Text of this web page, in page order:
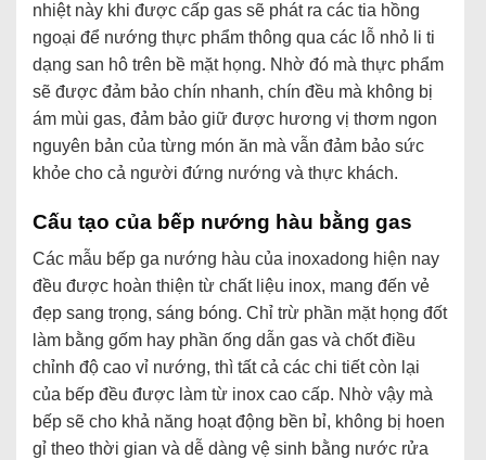
nhiệt này khi được cấp gas sẽ phát ra các tia hồng
ngoại để nướng thực phẩm thông qua các lỗ nhỏ li ti
dạng san hô trên bề mặt họng. Nhờ đó mà thực phẩm
sẽ được đảm bảo chín nhanh, chín đều mà không bị
ám mùi gas, đảm bảo giữ được hương vị thơm ngon
nguyên bản của từng món ăn mà vẫn đảm bảo sức
khỏe cho cả người đứng nướng và thực khách.
Cấu tạo của bếp nướng hàu bằng gas
Các mẫu bếp ga nướng hàu của inoxadong hiện nay
đều được hoàn thiện từ chất liệu inox, mang đến vẻ
đẹp sang trọng, sáng bóng. Chỉ trừ phần mặt họng đốt
làm bằng gốm hay phần ống dẫn gas và chốt điều
chỉnh độ cao vỉ nướng, thì tất cả các chi tiết còn lại
của bếp đều được làm từ inox cao cấp. Nhờ vậy mà
bếp sẽ cho khả năng hoạt động bền bỉ, không bị hoen
gỉ theo thời gian và dễ dàng vệ sinh bằng nước rửa